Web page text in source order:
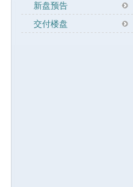
新盘预告
交付楼盘